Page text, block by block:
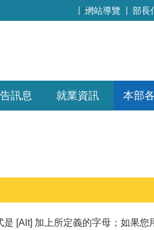
:::網站導覽 部長
訊息 就業資訊 本部
[Alt] 加上所定義的字母；如果